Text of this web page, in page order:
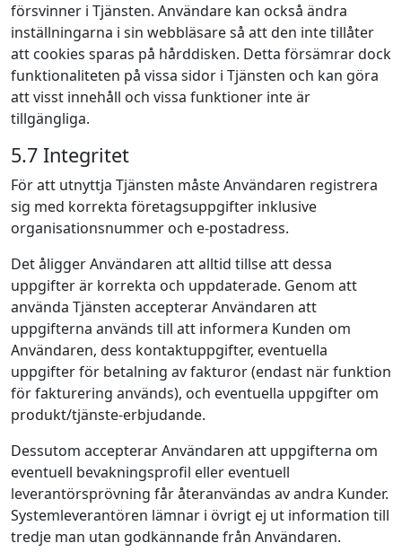
försvinner i Tjänsten. Användare kan också ändra
inställningarna i sin webbläsare så att den inte tillåter
att cookies sparas på hårddisken. Detta försämrar dock
funktionaliteten på vissa sidor i Tjänsten och kan göra
att visst innehåll och vissa funktioner inte är
tillgängliga.
5.7 Integritet
För att utnyttja Tjänsten måste Användaren registrera
sig med korrekta företagsuppgifter inklusive
organisationsnummer och e-postadress.
Det åligger Användaren att alltid tillse att dessa
uppgifter är korrekta och uppdaterade. Genom att
använda Tjänsten accepterar Användaren att
uppgifterna används till att informera Kunden om
Användaren, dess kontaktuppgifter, eventuella
uppgifter för betalning av fakturor (endast när funktion
för fakturering används), och eventuella uppgifter om
produkt/tjänste-erbjudande.
Dessutom accepterar Användaren att uppgifterna om
eventuell bevakningsprofil eller eventuell
leverantörsprövning får återanvändas av andra Kunder.
Systemleverantören lämnar i övrigt ej ut information till
tredje man utan godkännande från Användaren.